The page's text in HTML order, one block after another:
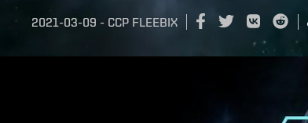
2021-03-09 - CCP FLEEBIX